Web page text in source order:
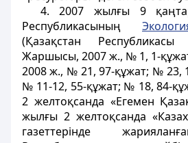
4. 2007 жылғы 9
Республикасының
(Қазақстан Республикасы
Жаршысы, 2007 ж., № 1, 1-
2008 ж., № 21, 97-құжат; № 23,
№ 11-12, 55-құжат; № 18, 84-
2 желтоқсанда «Егемен
жылғы 2 желтоқсанда
газеттерінде